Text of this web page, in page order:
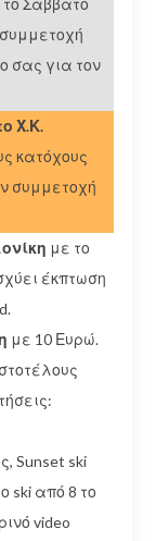
το Σάββατο
σας για τον
Χ.Κ.
κατόχους
συμμετοχή
με το
έκπτωση
με 10 Ευρώ.
Sunset ski
ski από 8 το
video